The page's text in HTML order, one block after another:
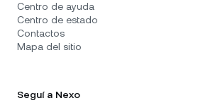
Centro de ayuda
Centro de estado
Contactos
Mapa del sitio
Seguí a Nexo